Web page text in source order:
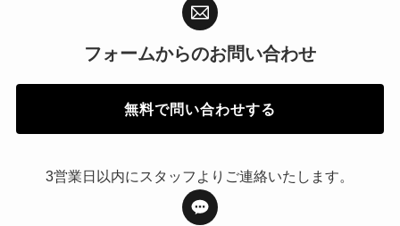
フォームからのお問い合わせ
無料で問い合わせする
3営業日以内にスタッフよりご連絡いたします。